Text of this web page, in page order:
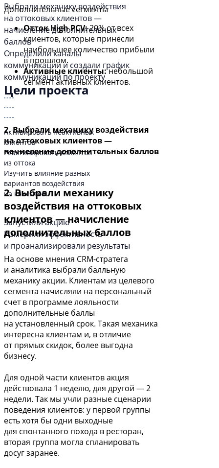
Выбрали механику воздействия
на оттоковых клиентов —
начисление дополнительных
баллов
Определили каналы
коммуникации и создали график
коммуникаций по проекту
Цели проекта
Активировать неактивных
клиентов
Реактивировать клиентов
из оттока
Изучить влияние разных
вариантов воздействия
на клиентов
Запустили акцию
Измерили эффективность
и проанализировали результаты
Дополнительные сегменты
Отток High PCV:20% от всех
клиентов, которые принесли
наибольшее количество прибыли
в прошлом.
Активные клиенты:небольшой
сегмент активных клиентов.
2. Выбрали механику воздействия
на оттоковых клиентов —
начисление дополнительных баллов
2. Выбрали механику
воздействия на оттоковых
клиентов — начисление
дополнительных баллов
На основе мнения CRM-стратега
и аналитика выбрали балльную
механику акции. Клиентам из целевого
сегмента начисляли на персональный
счет в программе лояльности
дополнительные баллы
на установленный срок. Такая механика
интересна клиентам и, в отличие
от прямых скидок, более выгодна
бизнесу.
Для одной части клиентов акция
действовала 1 неделю, для другой — 2
недели. Так мы учли разные сценарии
поведения клиентов: у первой группы
есть хотя бы одни выходные
для спонтанного похода в ресторан,
вторая группа могла спланировать
досуг заранее.